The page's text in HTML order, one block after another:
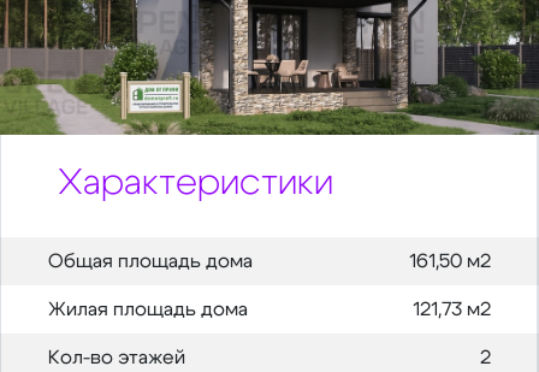
Характеристики
Общая площадь дома 161,50 м2
Жилая площадь дома 121,73 м2
Кол-во этажей 2